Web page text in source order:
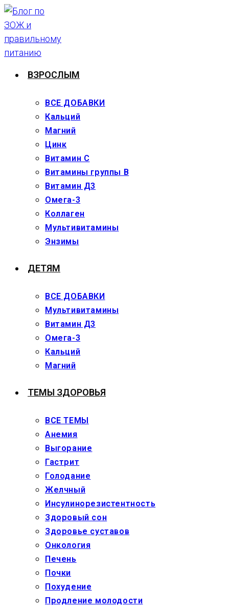
Перейти
к
содержимому
ВЗРОСЛЫМ
ВСЕ ДОБАВКИ
Кальций
Магний
Цинк
Витамин С
Витамины группы В
Витамин Д3
Омега-3
Коллаген
Мультивитамины
Энзимы
ДЕТЯМ
ВСЕ ДОБАВКИ
Мультивитамины
Витамин Д3
Омега-3
Кальций
Магний
ТЕМЫ ЗДОРОВЬЯ
ВСЕ ТЕМЫ
Анемия
Выгорание
Гастрит
Голодание
Желчный
Инсулинорезистентность
Здоровый сон
Здоровье суставов
Онкология
Печень
Почки
Похудение
Продление молодости